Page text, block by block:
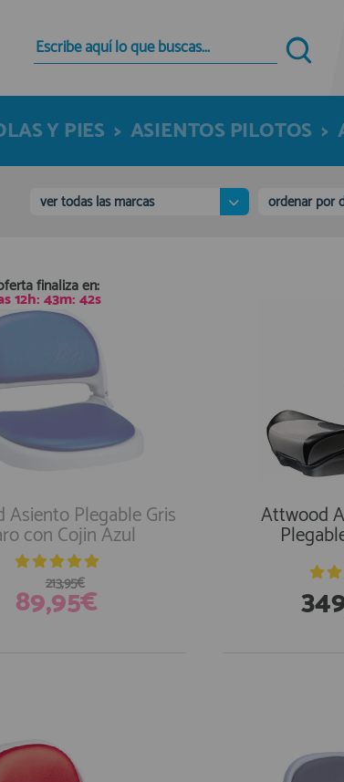
Quiero registrarme
Nuevo cliente
Al crear una cuenta en francobordo.com
tienda virtual, revisar el estado de tus pedidos
consultar tus operaciones anteriores.
Y PIES > ASIENTOS PILOTOS >
ver todas las marcas ordenar por
finaliza en:
12h:43m:41s
Plegable Gris
con Cojin Azul
89,95€
213,95€
Attwood